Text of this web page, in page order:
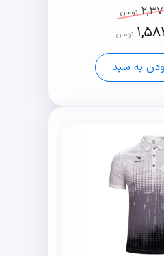
تومان
تومان
به سبد